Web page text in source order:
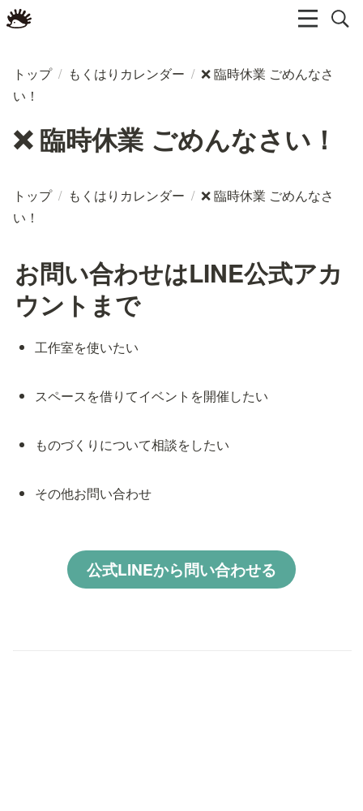
トップ / もくはりカレンダー / ❌️ 臨時休業 ごめんなさ
い！
❌️ 臨時休業 ごめんなさい！
トップ / もくはりカレンダー / ❌️ 臨時休業 ごめんなさ
い！
お問い合わせはLINE公式アカ
ウントまで
工作室を使いたい
スペースを借りてイベントを開催したい
ものづくりについて相談をしたい
その他お問い合わせ
公式LINEから問い合わせる